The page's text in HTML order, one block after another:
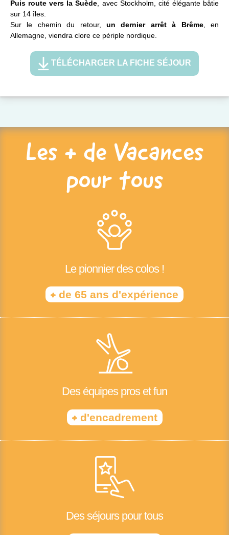
Puis route vers la Suède , avec Stockholm, cité élégante bâtie
sur 14 îles.
Sur le chemin du retour, un dernier arrêt à Brême, en
Allemagne, viendra clore ce périple nordique.
TÉLÉCHARGER LA FICHE SÉJOUR
Les + de Vacances
pour tous
Le pionnier des colos !
+ de 65 ans d'expérience
Des équipes pros et fun
+d'encadrement
Des séjours pour tous